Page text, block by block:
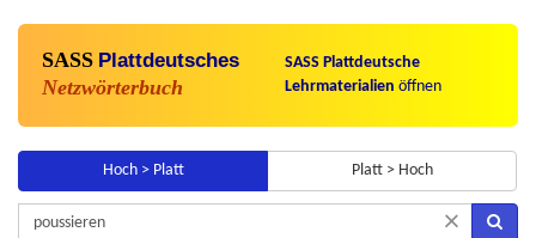
SASS Plattdeutsches
Netzwörterbuch
SASS Plattdeutsche
Lehrmaterialien öffnen
Hoch > Platt Platt > Hoch
×